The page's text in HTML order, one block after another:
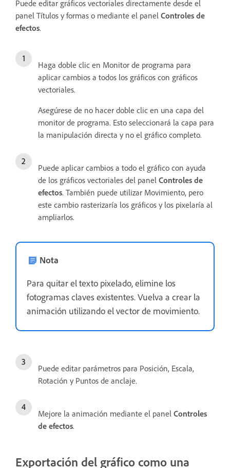
Puede editar gráficos vectoriales directamente desde el
panel Títulos y formas o mediante el panel Controles de
efectos.
Haga doble clic en Monitor de programa para
aplicar cambios a todos los gráficos con gráficos
vectoriales.
Asegúrese de no hacer doble clic en una capa del
monitor de programa. Esto seleccionará la capa para
la manipulación directa y no el gráfico completo.
Puede aplicar cambios a todo el gráfico con ayuda
de los gráficos vectoriales del panel Controles de
efectos. También puede utilizar Movimiento, pero
este cambio rasterizaría los gráficos y los pixelaría al
ampliarlos.
Nota
Para quitar el texto pixelado, elimine los
fotogramas claves existentes. Vuelva a crear la
animación utilizando el vector de movimiento.
Puede editar parámetros para Posición, Escala,
Rotación y Puntos de anclaje.
Mejore la animación mediante el panel Controles
de efectos.
Exportación del gráfico como una